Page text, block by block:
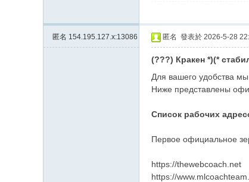
匿名 154.195.127.x:13086 匿名 發表於 2026-5-28
(???) Кракен *)(*
Для вашего удобства
Ниже представлены
Список рабочих
Первое официальное
https://thewebcoach.net
https://